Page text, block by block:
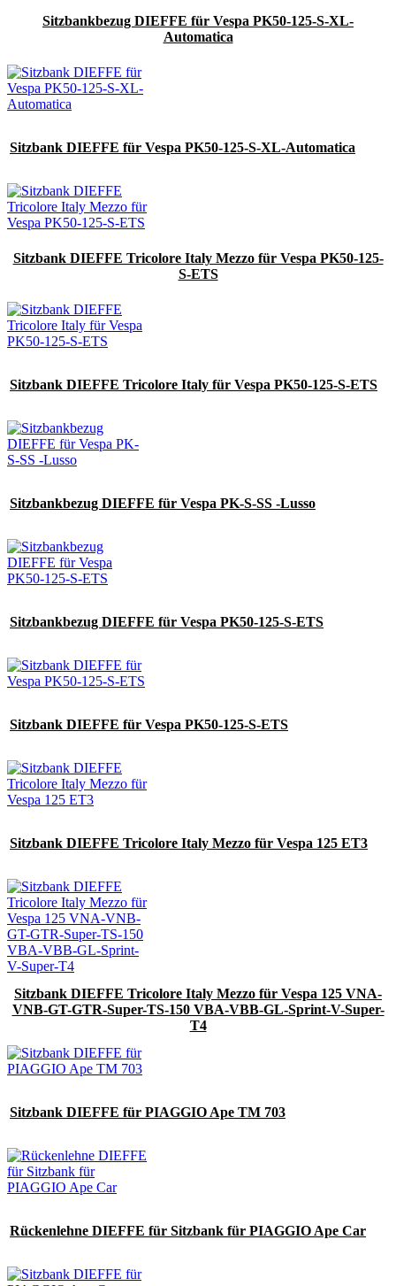
Sitzbankbezug DIEFFE für Vespa PK50-125-S-XL-
Automatica
Sitzbank DIEFFE für Vespa PK50-125-S-XL-Automatica
Sitzbank DIEFFE Tricolore Italy Mezzo für Vespa PK50-125-
S-ETS
Sitzbank DIEFFE Tricolore Italy für Vespa PK50-125-S-ETS
Sitzbankbezug DIEFFE für Vespa PK-S-SS -Lusso
Sitzbankbezug DIEFFE für Vespa PK50-125-S-ETS
Sitzbank DIEFFE für Vespa PK50-125-S-ETS
Sitzbank DIEFFE Tricolore Italy Mezzo für Vespa 125 ET3
Sitzbank DIEFFE Tricolore Italy Mezzo für Vespa 125 VNA-
VNB-GT-GTR-Super-TS-150 VBA-VBB-GL-Sprint-V-Super-
T4
Sitzbank DIEFFE für PIAGGIO Ape TM 703
Rückenlehne DIEFFE für Sitzbank für PIAGGIO Ape Car